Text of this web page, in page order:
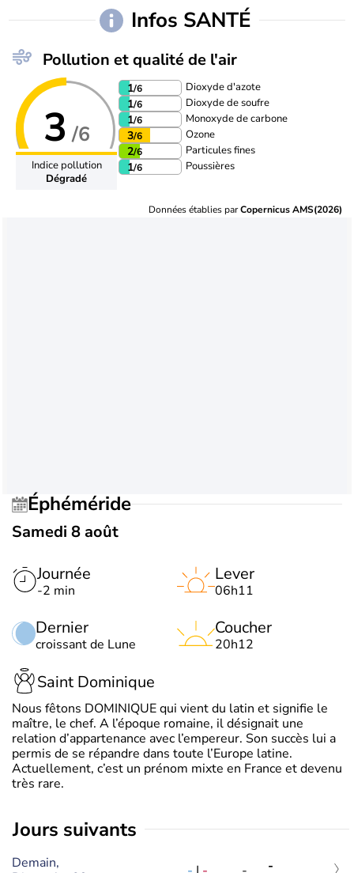
Infos SANTÉ
Pollution et qualité de l'air
3 /6
Indice pollution
Dégradé
1/6 Dioxyde d'azote
1/6 Dioxyde de soufre
1/6 Monoxyde de carbone
3/6 Ozone
2/6 Particules fines
1/6 Poussières
Données établies parCopernicus AMS(2026)
Éphéméride
Samedi 8 août
Journée
-2 min
Dernier
croissant de Lune
Lever
06h11
Coucher
20h12
Saint Dominique
Nous fêtons DOMINIQUE qui vient du latin et signifie le
maître, le chef. A l’époque romaine, il désignait une
relation d’appartenance avec l’empereur. Son succès lui a
permis de se répandre dans toute l’Europe latine.
Actuellement, c’est un prénom mixte en France et devenu
très rare.
jours suivants
Demain,
-